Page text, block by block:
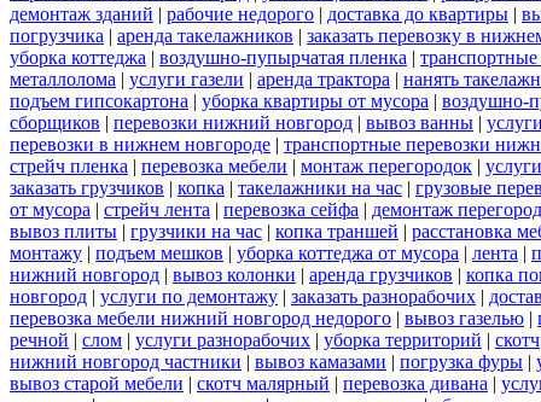
демонтаж зданий | рабочие недорого | доставка до квартиры |
погрузчика | аренда такелажников | заказать перевозку в
уборка коттеджа | воздушно-пупырчатая пленка | транспортные
металлолома | услуги газели | аренда трактора | нанять
подъем гипсокартона | уборка квартиры от мусора | воздушно-
сборщиков | перевозки нижний новгород | вывоз ванны |
перевозки в нижнем новгороде | транспортные перевозки
стрейч пленка | перевозка мебели | монтаж перегородок |
заказать грузчиков | копка | такелажники на час | грузовые
от мусора | стрейч лента | перевозка сейфа | демонтаж
вывоз плиты | грузчики на час | копка траншей | расстановка
монтажу | подъем мешков | уборка коттеджа от мусора | лента |
нижний новгород | вывоз колонки | аренда грузчиков | копка
новгород | услуги по демонтажу | заказать разнорабочих |
перевозка мебели нижний новгород недорого | вывоз газелью |
речной | слом | услуги разнорабочих | уборка территорий | скотч
нижний новгород частники | вывоз камазами | погрузка фуры |
вывоз старой мебели | скотч малярный | перевозка дивана |